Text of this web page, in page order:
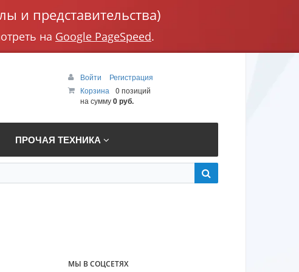
и представительства)
на Google PageSpeed.
Войти
Регистрация
Корзина
0 позиций
на сумму0 руб.
ПРОЧАЯ ТЕХНИКА
МЫ В СОЦСЕТЯХ